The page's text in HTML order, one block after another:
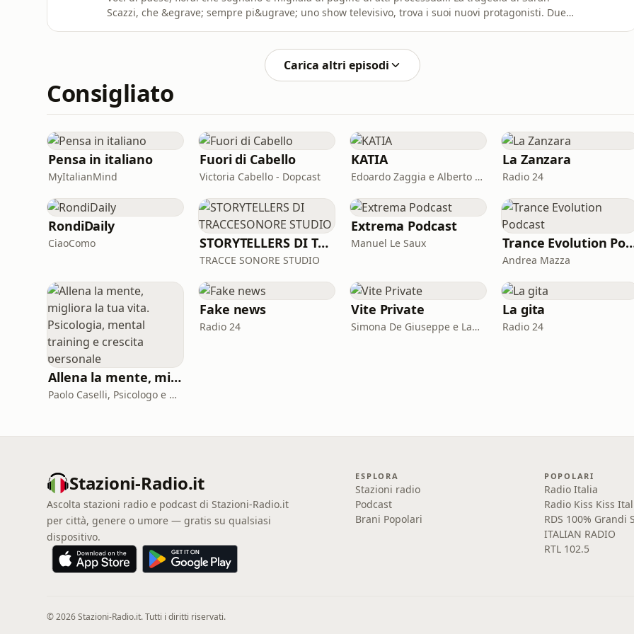
Scazzi, che &egrave; sempre pi&ugrave; uno show televisivo, trova i suoi nuovi protagonisti. Due
Carica altri episodi
Consigliato
Pensa in italiano
MyItalianMind
Fuori di Cabello
Victoria Cabello - Dopcast
KATIA
Edoardo Zaggia e Alberto Sacco
La Zanzara
Radio 24
RondiDaily
CiaoComo STORYTELLERS DI TRACCESONORE STUDIO
TRACCE SONORE STUDIO
Extrema Podcast
Manuel Le Saux Trance
Andrea Mazza
Allena la mente, migliora la tua vita. Psicologia, mental training e crescita personale
Paolo Caselli, Psicologo e Mental Trainer
Fake news
Radio 24
Vite Private
Simona De Giuseppe e Laura Marinaro
La gita
Radio 24
Stazioni-Radio.it
Ascolta stazioni radio e podcast di Stazioni-Radio.it
per città, genere o umore — gratis su qualsiasi
dispositivo.
ESPLORA
Stazioni radio
Podcast
Brani Popolari
POPOLARI
Radio Italia
Radio Kiss Kiss
RDS 100% Grandi
ITALIAN RADIO
RTL 102.5
© 2026 Stazioni-Radio.it. Tutti i diritti riservati.